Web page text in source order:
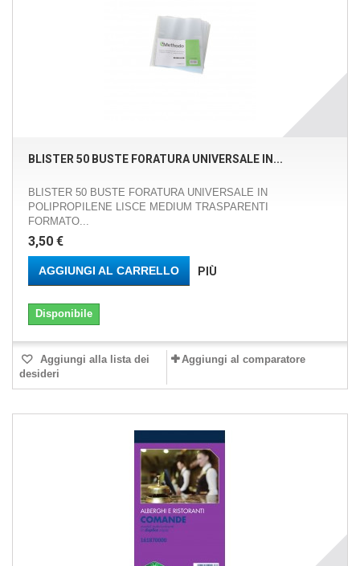
BLISTER 50 BUSTE FORATURA UNIVERSALE IN...
BLISTER 50 BUSTE FORATURA UNIVERSALE IN
POLIPROPILENE LISCE MEDIUM TRASPARENTI
FORMATO...
3,50 €
AGGIUNGI AL CARRELLO PIÙ
Disponibile
Aggiungi alla lista dei
desideri
Aggiungi al comparatore